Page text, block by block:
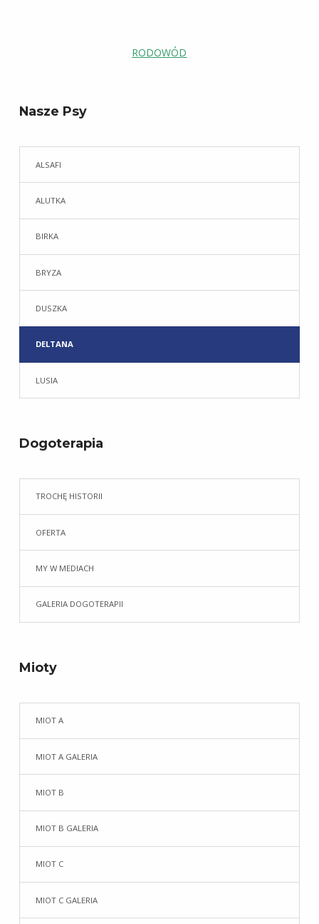
RODOWÓD
Nasze Psy
ALSAFI
ALUTKA
BIRKA
BRYZA
DUSZKA
DELTANA
LUSIA
Dogoterapia
TROCHĘ HISTORII
OFERTA
MY W MEDIACH
GALERIA DOGOTERAPII
Mioty
MIOT A
MIOT A GALERIA
MIOT B
MIOT B GALERIA
MIOT C
MIOT C GALERIA